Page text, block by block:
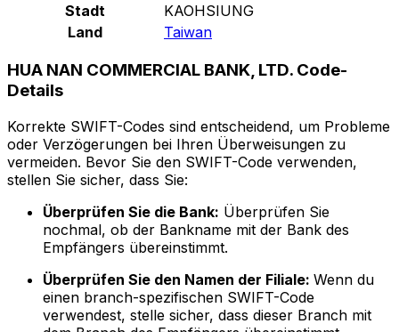
Stadt
KAOHSIUNG
Land
Taiwan
HUA NAN COMMERCIAL BANK, LTD. Code-
Details
Korrekte SWIFT-Codes sind entscheidend, um Probleme
oder Verzögerungen bei Ihren Überweisungen zu
vermeiden. Bevor Sie den SWIFT-Code verwenden,
stellen Sie sicher, dass Sie:
Überprüfen Sie die Bank: Überprüfen Sie
nochmal, ob der Bankname mit der Bank des
Empfängers übereinstimmt.
Überprüfen Sie den Namen der Filiale: Wenn du
einen branch-spezifischen SWIFT-Code
verwendest, stelle sicher, dass dieser Branch mit